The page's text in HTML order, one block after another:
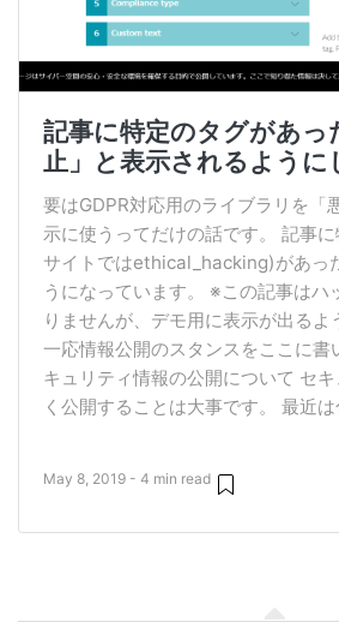
記事に特定のタグがあっ
止」と表示されるように
要はGDPR対応用のライブラリを「
示に使うってだけの話です。 記事
サイトではethical_hacking)があっ
うになっています。 ※この記事はハ
りませんが、デモ用に表示が出るよ
一応情報公開のスタンスをここに書
キュリティ情報の公開について セ
く公開することは大事です。 最近は
May 8, 2019 - 4 min read